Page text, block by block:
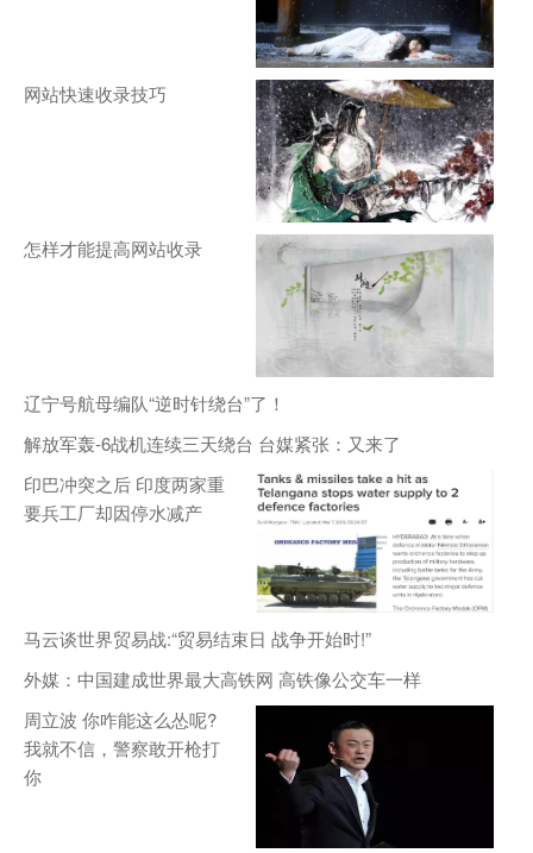
网站快速收录技巧
怎样才能提高网站收录
辽宁号航母编队“逆时针绕台”了！
解放军轰-6战机连续三天绕台 台媒紧张：又来了
印巴冲突之后 印度两家重
要兵工厂却因停水减产
马云谈世界贸易战:“贸易结束日 战争开始时!”
外媒：中国建成世界最大高铁网 高铁像公交车一样
周立波 你咋能这么怂呢?
我就不信，警察敢开枪打
你